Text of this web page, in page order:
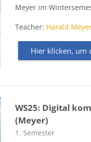
Meyer im
Teacher: Harald
Hier klicken, um
WS25: Digital
(Meyer)
Kursbereich
1. Semester